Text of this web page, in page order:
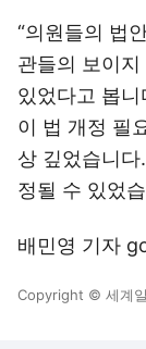
“의원들의 법
관들의 보이
있었다고 봅
이 법 개정 필
상 깊었습니
정될 수 있었
배민영 기자
Copyright © 세계